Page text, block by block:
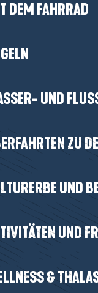
DEM FAHRRAD
UND
ZU
UND
UND
&
einige Felder,
gleichzeitig die Arbeit
zu
bleiben und
SieMenschen bei
sie um Erlaubnis
Sie sich besser
oder dass sie
markierten Wegen, um